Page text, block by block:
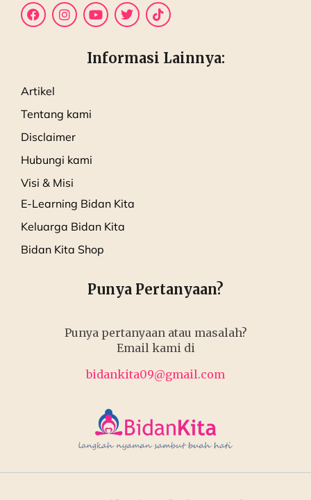
Informasi Lainnya:
Artikel
Tentang kami
Disclaimer
Hubungi kami
Visi & Misi
E-Learning Bidan Kita
Keluarga Bidan Kita
Bidan Kita Shop
Punya Pertanyaan?
Punya pertanyaan atau masalah?
Email kami di
bidankita09@gmail.com